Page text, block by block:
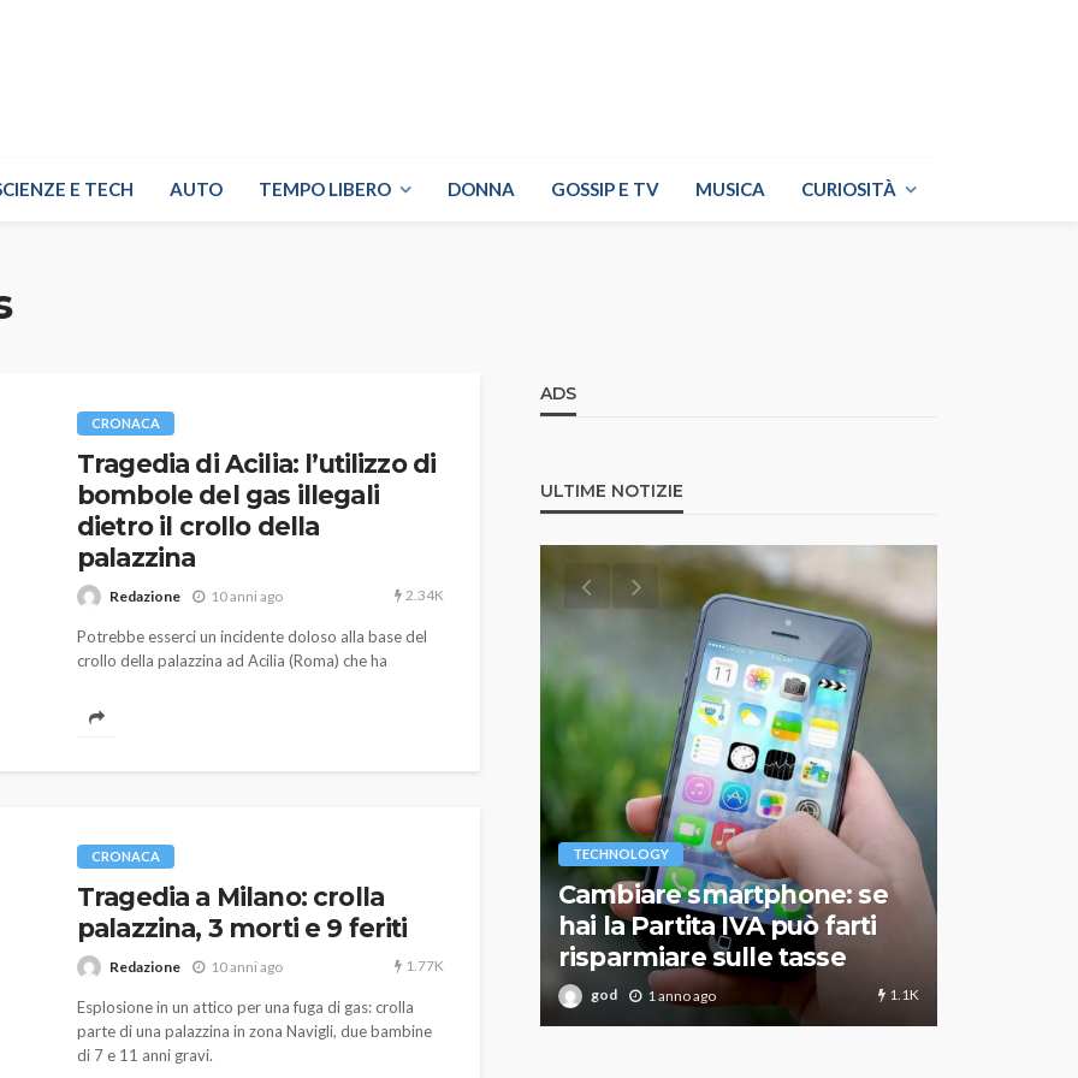
E TECH AUTO TEMPO LIBERO DONNA GOSSIP E TV MUSICA CURIOSITÀ
CRONACA
Tragedia di Acilia: l’utilizzo di
bombole del gas illegali
dietro il crollo della
palazzina
Redazione 10 anni ago 2.34K
Potrebbe esserci un incidente doloso alla base del
crollo della palazzina ad Acilia (Roma) che ha
CRONACA
Tragedia a Milano: crolla
palazzina, 3 morti e 9 feriti
Redazione 10 anni ago 1.77K
Esplosione in un attico per una fuga di gas: crolla
parte di una palazzina in zona Navigli, due bambine
di 7 e 11 anni gravi.
ADS
ULTIME NOTIZIE
prato
Davis: tennis mondiale e
passione per
l’automobilismo
abbracciano la stessa causa
TECHNOLOGY
Cambiare smartphone: se
hai la Partita IVA può farti
risparmiare sulle tasse
god 1 anno ago 1.1K